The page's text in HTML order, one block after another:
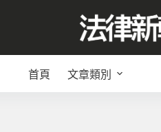
首頁 文章類別